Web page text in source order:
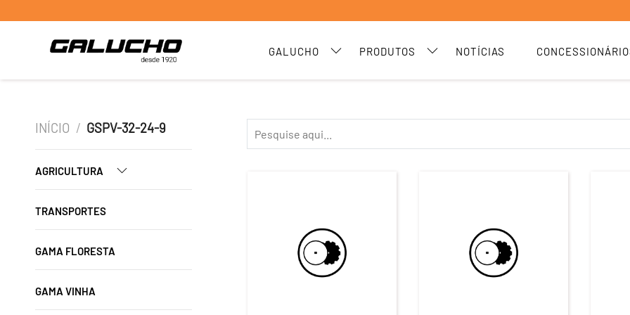
GALUCHO PRODUTOS NOTÍCIAS
INÍCIO / GSPV-32-24-9
AGRICULTURA
TRANSPORTES
GAMA FLORESTA
GAMA VINHA